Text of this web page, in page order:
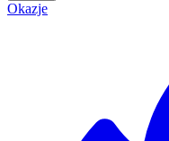
Okazje